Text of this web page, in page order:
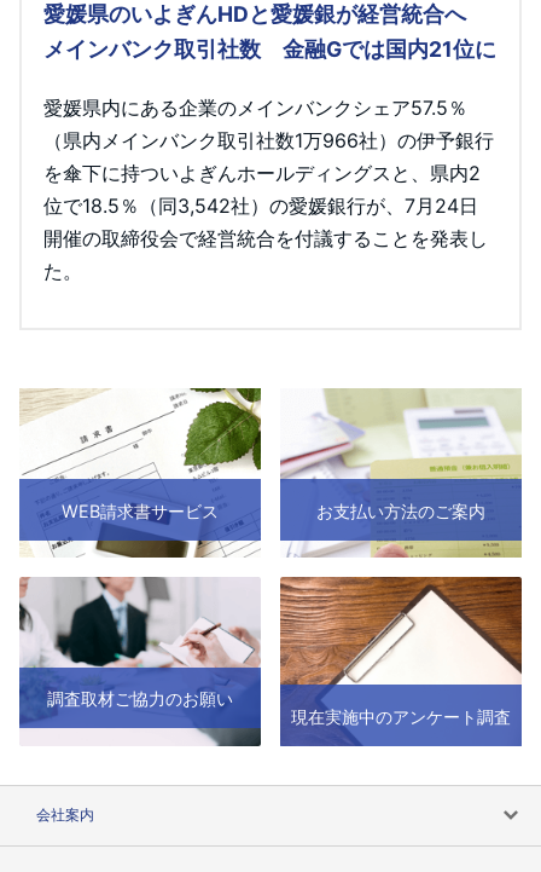
愛媛県のいよぎんHDと愛媛銀が経営統合へ
メインバンク取引社数 金融Gでは国内21位に
愛媛県内にある企業のメインバンクシェア57.5％
（県内メインバンク取引社数1万966社）の伊予銀行
を傘下に持ついよぎんホールディングスと、県内2
位で18.5％（同3,542社）の愛媛銀行が、7月24日
開催の取締役会で経営統合を付議することを発表し
た。
WEB請求書サービス お支払い方法のご案内
調査取材ご協力のお願い
現在実施中のアンケート調査
会社案内